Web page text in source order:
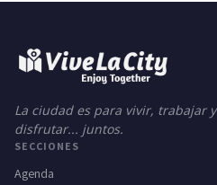
La ciudad es para vivir, trabajar y
disfrutar... juntos.
SECCIONES
Agenda